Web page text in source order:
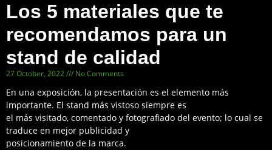
Los 5 materiales que te
recomendamos para un
stand de calidad
27 October, 2022 No Comments
En una exposición, la presentación es el elemento más
importante. El stand más vistoso siempre es
el más visitado, comentado y fotografiado del evento; lo cual se
traduce en mejor publicidad y
posicionamiento de la marca.